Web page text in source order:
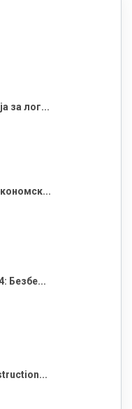
за лог...
Безбе...